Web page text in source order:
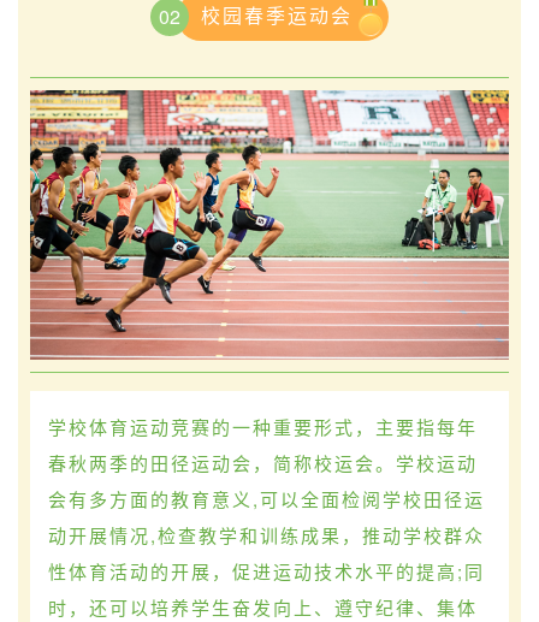
02 校园春季运动会
学校体育运动竞赛的一种重要形式，主要指每年
春秋两季的田径运动会，简称校运会。学校运动
会有多方面的教育意义,可以全面检阅学校田径运
动开展情况,检查教学和训练成果，推动学校群众
性体育活动的开展，促进运动技术水平的提高;同
时，还可以培养学生奋发向上、遵守纪律、集体